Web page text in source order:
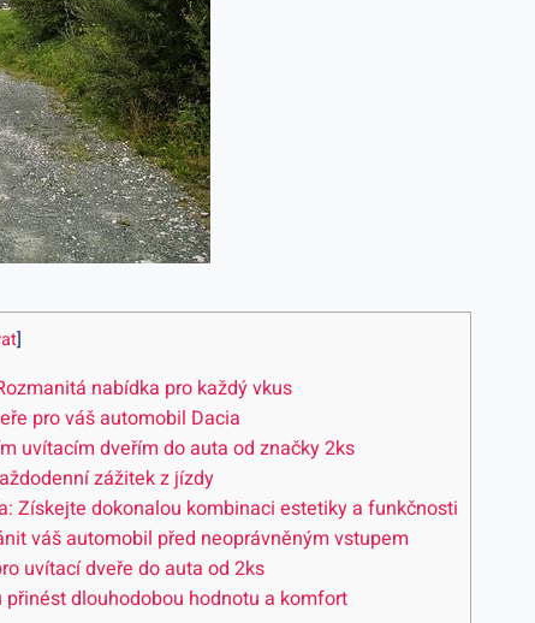
]
nabídka pro každý vkus
pro váš automobil Dacia
uvítacím dveřím do auta od značky 2ks
zážitek z jízdy
Získejte dokonalou kombinaci estetiky a funkčnosti
váš automobil před neoprávněným vstupem
uvítací dveře do auta od 2ks
dlouhodobou hodnotu a komfort